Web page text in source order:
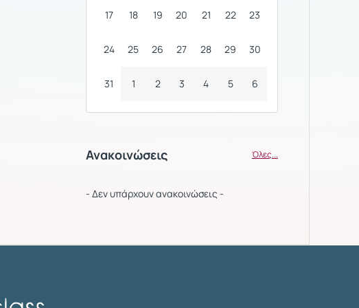
17 18 19 20 21 22 23
24 25 26 27 28 29 30
31 1 2 3 4 5 6
Ανακοινώσεις Όλες...
- Δεν υπάρχουν ανακοινώσεις -